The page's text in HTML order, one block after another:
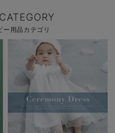
ー用品カテゴリ